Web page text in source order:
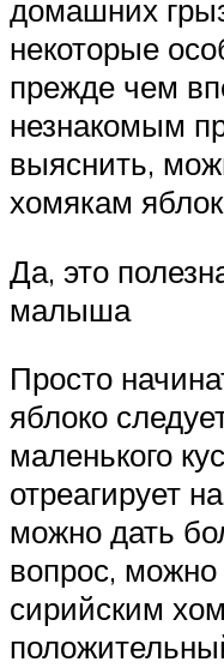
домашних
некоторые
прежде чем
незнакомым
выяснить,
хомякам
Да, это
малыша
Просто
яблоко
маленького
отреагирует
можно дать
вопрос,
сирийским